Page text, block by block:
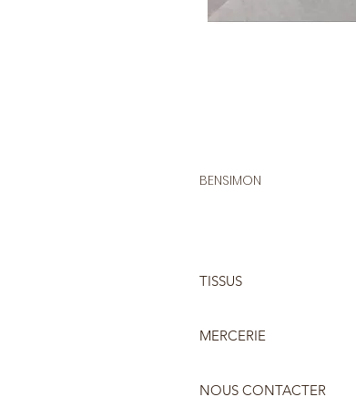
BENSIMON
TISSUS
MERCERIE
NOUS CONTACTER